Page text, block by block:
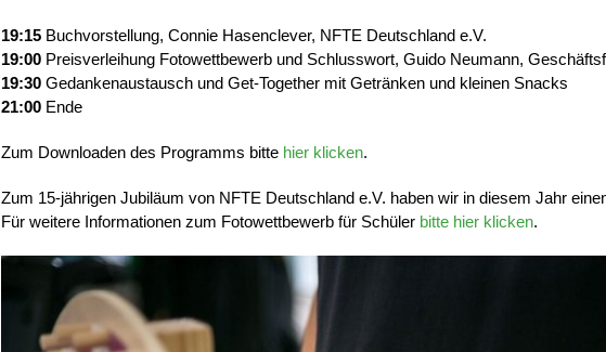
19:15 Buchvorstellung, Connie Hasenclever, NFTE Deutschland e.V.
19:00 Preisverleihung Fotowettbewerb und Schlusswort, Guido Neumann,
19:30 Gedankenaustausch und Get-Together mit Getränken und kleinen Snacks
21:00 Ende
Zum Downloaden des Programms bitte hier klicken.
Zum 15-jährigen Jubiläum von NFTE Deutschland e.V. haben wir in diesem Jahr
Für weitere Informationen zum Fotowettbewerb für Schüler bitte hier klicken.